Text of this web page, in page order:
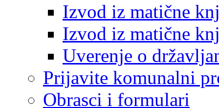
Izvod iz matične
Izvod iz matične
Uverenje o
Prijavite komunalni
Obrasci i formulari